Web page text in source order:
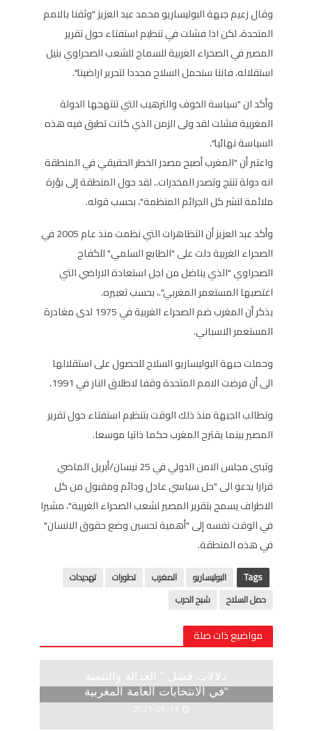
وقال زعيم جبهة البوليساريو محمد عبد العزيز "وثقنا بالامم
المتحدة، لكن اذا فشلت في تنظيم استفتاء حول تقرير
المصير في الصحراء الغربية للسماح للشعب الصحراوي بنيل
استقلاله، فاننا سنحمل السلاح مجددا لتحرير اراضينا".
وأكد ان "سياسة الخوف والترهيب التي تنتهجها الدولة
المغربية فشلت لقد ولى الزمن الذي كانت تطبق فيه هذه
السياسة نهائيا".
واعتبر أن "المغرب أصبح مصدر الخطر الحقيقي في المنطقة
انه دولة تنتج وتصدر المخدرات.. لقد حول المنطقة إلى بؤرة
ملائمة لنشر كل الجرائم المنظمة"، بحسب قوله.
وأكد عبد العزيز أن التظاهرات التي نظمت منذ عام 2005 في
الصحراء الغربية دلت على "الطابع السلمي" للكفاح
الصحراوي "الذي يناضل من اجل استعادة الاراضي التي
اغتصبها المستعمر المغربي".، بحسب تعبيره.
يذكر أن المغرب ضم الصحراء الغربية في 1975 لدى مغادرة
المستعمر الاسباني.
وحملت جبهة البوليساريو السلاح للحصول على استقلالها
الى أن فرضت الامم المتحدة وقفا لاطلاق النار في 1991.
وتطالب الجبهة منذ ذلك الوقت بتنظيم استفتاء حول تقرير
المصير بينما يقترح المغرب حكما ذاتيا موسعا.
وتبنى مجلس الامن الدولي في 25 نيسان/أبريل الماضي
قرارا يدعو الى "حل سياسي عادل ودائم ومقبول من كل
الاطراف يسمح بتقرير المصير لشعب الصحراء الغربية"، مشيرا
في الوقت نفسه إلى "أهمية تحسين وضع حقوق الانسان"
في هذه المنطقة.
Tags البوليساريو المغرب تطورات
تهديدات
حمل السلاح
شبح الحرب
مواضيع ذات صلة
دلالات فشل ” العدالة والتنمية
“في الانتخابات العامة المغربية
2021-09-11